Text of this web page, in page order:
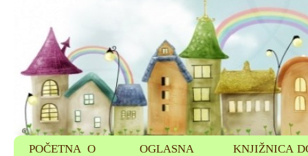
POČETNA O OGLASNA KNJIŽNICA